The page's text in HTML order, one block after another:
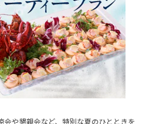
や懇親会など、特別な夏のひとときを